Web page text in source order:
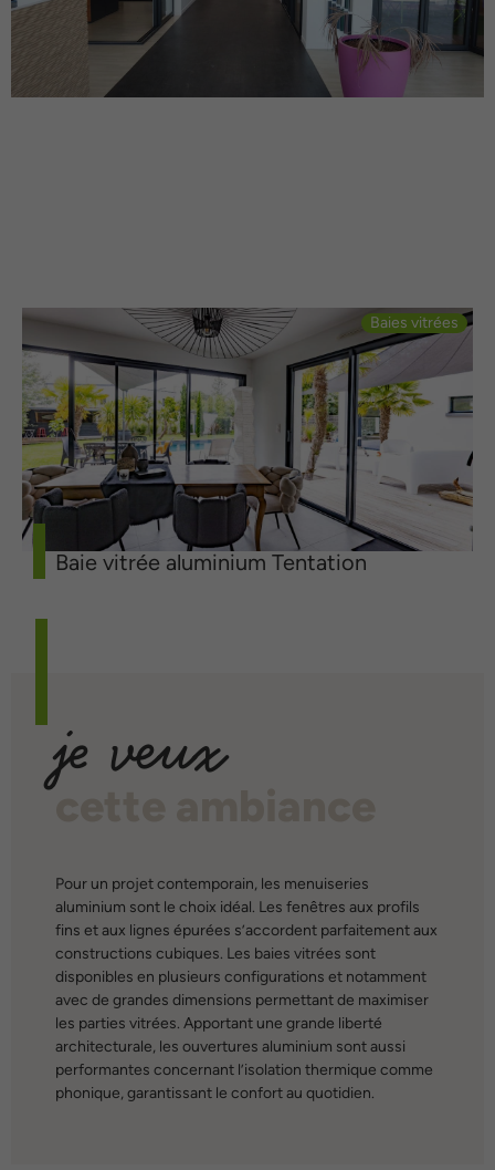
Baie vitrée aluminium Tentation
Baies vitrées
je veux
Pour un projet contemporain, les menuiseries
aluminium sont le choix idéal. Les fenêtres aux profils
fins et aux lignes épurées s’accordent parfaitement aux
constructions cubiques. Les baies vitrées sont
disponibles en plusieurs configurations et notamment
avec de grandes dimensions permettant de maximiser
les parties vitrées. Apportant une grande liberté
architecturale, les ouvertures aluminium sont aussi
performantes concernant l’isolation thermique comme
phonique, garantissant le confort au quotidien.